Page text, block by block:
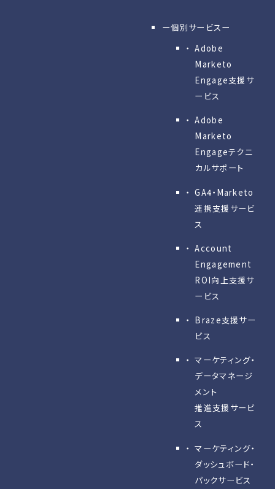
ー個別サービスー
Adobe
Marketo
Engage⽀援サ
ービス
Adobe
Marketo
Engageテクニ
カルサポート
GA4・Marketo
連携支援サービ
ス
Account
Engagement
ROI向上支援サ
ービス
Braze支援サー
ビス
マーケティング・
データマネージ
メント
推進支援サービ
ス
マーケティング・
ダッシュボード・
パックサービス